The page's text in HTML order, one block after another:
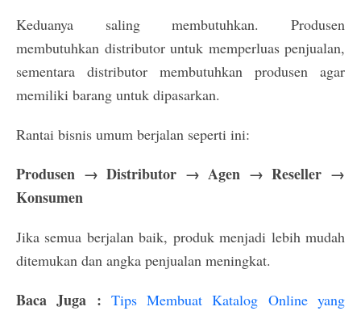
Keduanya saling membutuhkan. Produsen
membutuhkan distributor untuk memperluas penjualan,
sementara distributor membutuhkan produsen agar
memiliki barang untuk dipasarkan.
Rantai bisnis umum berjalan seperti ini:
Produsen → Distributor → Agen → Reseller →
Konsumen
Jika semua berjalan baik, produk menjadi lebih mudah
ditemukan dan angka penjualan meningkat.
Baca Juga : Tips Membuat Katalog Online yang